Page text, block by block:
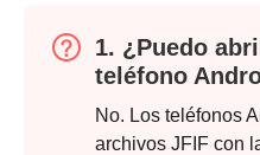
1. ¿Puedo
teléfono
No. Los teléfonos
archivos JFIF con